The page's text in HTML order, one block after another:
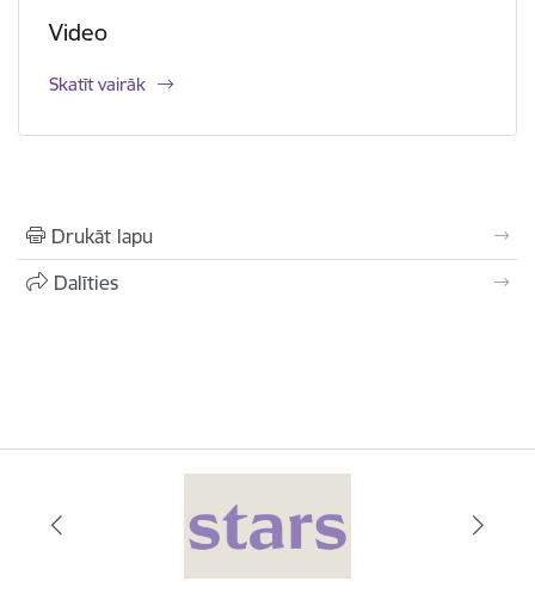
Video
Skatīt vairāk
Drukāt lapu
Dalīties